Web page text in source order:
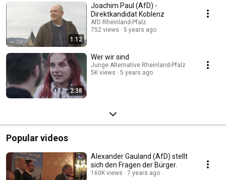
1:12
Joachim Paul (AfD) -
Direktkandidat Koblenz
AfD Rheinland-Pfalz
752 views
5 years ago
2:38
Wer wir sind
Junge Alternative Rheinland-Pfalz
5K views
5 years ago
Popular videos
Alexander Gauland (AfD) stellt
sich den Fragen der Bürger.
160K views 7 years ago